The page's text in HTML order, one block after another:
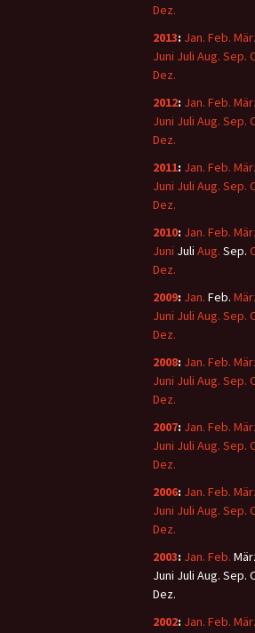
Dez.
2013: Jan. Feb.
Juni Juli Aug. Sep.
Dez.
2012: Jan. Feb.
Juni Juli Aug. Sep.
Dez.
2011: Jan. Feb.
Juni Juli Aug. Sep.
Dez.
2010: Jan. Feb.
Juni Juli Aug. Sep.
Dez.
2009: Jan. Feb.
Juni Juli Aug. Sep.
Dez.
2008: Jan. Feb.
Juni Juli Aug. Sep.
Dez.
2007: Jan. Feb.
Juni Juli Aug. Sep.
Dez.
2006: Jan. Feb.
Juni Juli Aug. Sep.
Dez.
2003: Jan. Feb.
Juni Juli Aug. Sep.
Dez.
2002: Jan. Feb.